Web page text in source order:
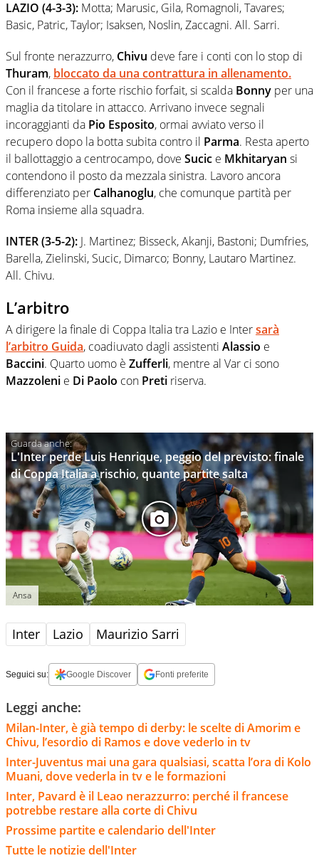
LAZIO (4-3-3): Motta; Marusic, Gila, Romagnoli, Tavares;
Basic, Patric, Taylor; Isaksen, Noslin, Zaccagni. All. Sarri.
Sul fronte nerazzurro, Chivu deve fare i conti con lo stop di
Thuram, bloccato da una contrattura in allenamento.
Con il francese a forte rischio forfait, si scalda Bonny per una
maglia da titolare in attacco. Arrivano invece segnali
incoraggianti da Pio Esposito, ormai avviato verso il
recupero dopo la botta subita contro il Parma. Resta aperto
il ballottaggio a centrocampo, dove Sucic e Mkhitaryan si
contendono il posto da mezzala sinistra. Lavoro ancora
differenziato per Calhanoglu, che comunque partità per
Roma insieme alla squadra.
INTER (3-5-2): J. Martinez; Bisseck, Akanji, Bastoni; Dumfries,
Barella, Zielinski, Sucic, Dimarco; Bonny, Lautaro Martinez.
All. Chivu.
L’arbitro
A dirigere la finale di Coppa Italia tra Lazio e Intersarà
l’arbitro Guida, coadiuvato dagli assistenti Alassio e
Baccini. Quarto uomo è Zufferli, mentre al Var ci sono
Mazzoleni e Di Paolo con Preti riserva.
L'Inter perde Luis Henrique, peggio del previsto: finale
di Coppa Italia a rischio, quante partite salta
Ansa
Inter Lazio Maurizio Sarri
Seguici su: Google Discover Fonti preferite
Leggi anche:
Milan-Inter, è già tempo di derby: le scelte di Amorim e
Chivu, l’esordio di Ramos e dove vederlo in tv
Inter-Juventus mai una gara qualsiasi, scatta l’ora di Kolo
Muani, dove vederla in tv e le formazioni
Inter, Pavard è il Leao nerazzurro: perché il francese
potrebbe restare alla corte di Chivu
Prossime partite e calendario dell'Inter
Tutte le notizie dell'Inter